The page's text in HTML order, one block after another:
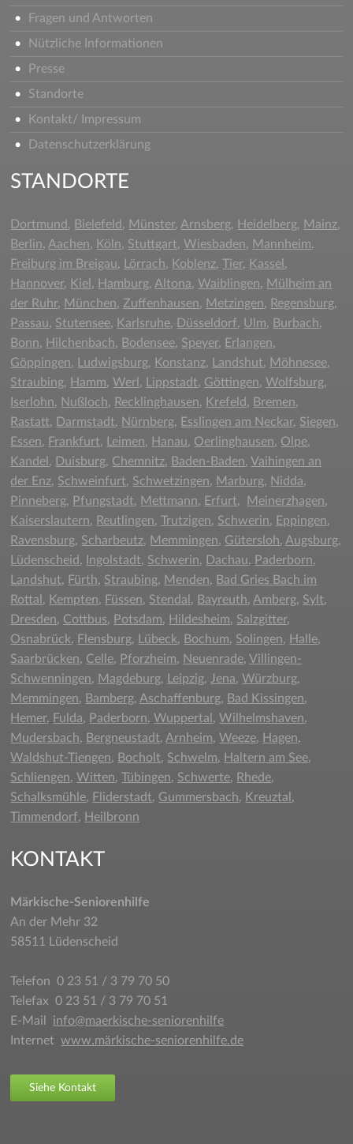
Fragen und Antworten
Nützliche Informationen
Presse
Standorte
Kontakt/ Impressum
Datenschutzerklärung
STANDORTE
Dortmund, Bielefeld, Münster,Arnsberg, Heidelberg, Mainz,
Berlin,Aachen, Köln, Stuttgart, Wiesbaden, Mannheim,
Freiburg im Breigau, Lörrach, Koblenz,Tier, Kassel ,
Hannover, Kiel , Hamburg,Altona, Waiblingen, Mülheim an
der Ruhr, München,Zuffenhausen, Metzingen, Regensburg,
Passau, Stutensee, Karlsruhe, Düsseldorf, Ulm, Burbach,
Bonn, Hilchenbach, Bodensee, Speyer, Erlangen,
Göppingen, Ludwigsburg, Konstanz, Landshut, Möhnesee,
Straubing, Hamm, Werl , Lippstadt, Göttingen, Wolfsburg,
Iserlohn, Nußloch, Recklinghausen, Krefeld, Bremen,
Rastatt, Darmstadt, Nürnberg, Esslingen am Neckar, Siegen,
Essen, Frankfurt, Leimen, Hanau, Oerlinghausen, Olpe,
Kandel , Duisburg, Chemnitz, Baden-Baden,Vaihingen an
der Enz, Schweinfurt, Schwetzingen, Marburg, Nidda,
Pinneberg, Pfungstadt, Mettmann, Erfurt, Meinerzhagen,
Kaiserslautern, Reutlingen,Trutzigen, Schwerin, Eppingen,
Ravensburg, Scharbeutz, Memmingen, Gütersloh,Augsburg,
Lüdenscheid, Ingolstadt, Schwerin, Dachau, Paderborn,
Landshut, Fürth, Straubing, Menden, Bad Gries Bach im
Rottal , Kempten, Füssen, Stendal , Bayreuth,Amberg, Sylt,
Dresden, Cottbus, Potsdam, Hildesheim, Salzgitter,
Osnabrück, Flensburg, Lübeck, Bochum, Solingen, Halle,
Saarbrücken, Celle, Pforzheim, Neuenrade,Villingen-
Schwenningen, Magdeburg, Leipzig,Jena,Würzburg,
Memmingen, Bamberg,Aschaffenburg, Bad Kissingen,
Hemer, Fulda, Paderborn,Wuppertal ,Wilhelmshaven,
Mudersbach, Bergneustadt,Arnheim,Weeze, Hagen,
Waldshut-Tiengen, Bocholt, Schwelm, Haltern am See,
Schliengen,Witten,Tübingen, Schwerte, Rhede,
Schalksmühle, Fliderstadt, Gummersbach, Kreuztal ,
Timmendorf, Heilbronn
KONTAKT
Märkische-Seniorenhilfe
An der Mehr 32
58511 Lüdenscheid
Telefon 0 23 51 / 3 79 70 50
Telefax 0 23 51 / 3 79 70 51
E-Mail info@maerkische-seniorenhilfe
Internetwww.märkische-seniorenhilfe.de
Siehe Kontakt